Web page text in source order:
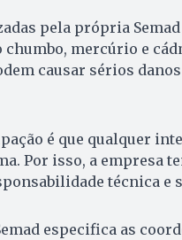
pela própria
chumbo, mercúrio e
causar sérios
é que qualquer
Por isso, a empresa
técnica e
especifica as